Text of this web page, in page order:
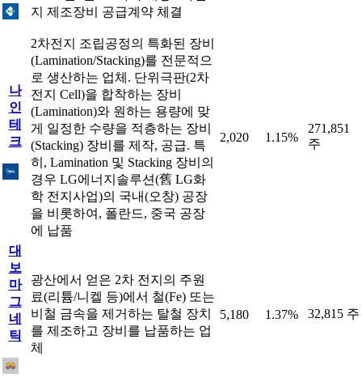
지 제조장비 공급계약 체결
나
인
테
크
2차전지 조립공정의 특화된 장비
(Lamination/Stacking)를 전문적으
로 생산하는 업체. 단위극판(2차
전지 Cell)을 합착하는 장비
(Lamination)와 원하는 용량에 맞
게 일정한 수량을 적층하는 장비
(Stacking) 장비를 제작, 공급. 특
히, Lamination 및 Stacking 장비의
경우 LG에너지솔루션(舊 LG화
학 전지사업)의 국내(오창) 공장
을 비롯하여, 폴란드, 중국 공장
에 납품
2,020 1.15%
271,851
주
대
보
마
그
네
틱
광산에서 얻은 2차 전지의 주원
료(리튬/니켈 등)에서 철(Fe) 또는
비철 금속을 제거하는 탈철 장치
를 제조하고 장비를 납품하는 업
체
5,180 1.37% 32,815 주